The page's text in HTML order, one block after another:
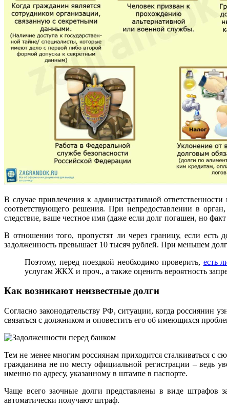
В случае привлечения к административной
соответствующего решения. При непредоставлении в
следствие, ваше честное имя (даже если долг погашен, но
В отношении того, пропустят ли через границу, если есть
задолженность превышает 10 тысяч рублей. При меньшем
Поэтому, перед поездкой необходимо проверить, есть
услугам ЖКХ и проч., а также оценить вероятность
Как возникают неизвестные долги
Согласно законодательству РФ, ситуации, когда россиянин
связаться с должником и оповестить его об имеющихся
Тем не менее многим россиянам приходится сталкиваться с
гражданина не по месту официальной регистрации – ведь
именно по адресу, указанному в штампе в паспорте.
Чаще всего заочные долги представлены в виде штрафов
автоматически получают штраф.